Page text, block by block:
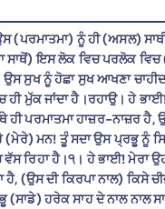
(ਪਰਮਾਤਮਾ) ਨੂੰ ਹੀ (ਅਸਲ)
ਸਾਥੋਂ) ਇਸ ਲੋਕ ਵਿਚ ਪਰਲੋਕ ਵਿਚ
ਉਸ ਸੁਖ ਨੂੰ ਹੋਛਾ ਸੁਖ ਆਖਣਾ
ਹੀ ਮੁੱਕ ਜਾਂਦਾ ਹੈ।ਰਹਾਉ। ਹੇ
ਹੀ ਪਰਮਾਤਮਾ ਹਾਜ਼ਰ-ਨਾਜ਼ਰ ਹੈ,
(ਮੇਰੇ) ਮਨ! ਤੂੰ ਸਦਾ ਉਸ ਪ੍ਰਭੂ ਨੂੰ
ਵੱਸ ਰਿਹਾ ਹੈ।੧। ਹੇ ਭਾਈ! ਮੇਰਾ
(ਉਸ ਦੀ ਕਿਰਪਾ ਨਾਲ) ਕਿਸੇ
(ਸਾਡੇ) ਹਰੇਕ ਸਾਹ ਦੇ ਨਾਲ ਨਾਲ